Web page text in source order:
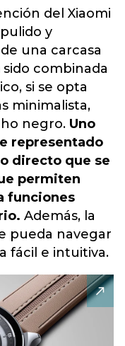
del Xiaomi
y
una carcasa
combinada
si se opta
minimalista,
negro. Uno
representado
directo que se
permiten
funciones
Además, la
pueda navegar
fácil e intuitiva.